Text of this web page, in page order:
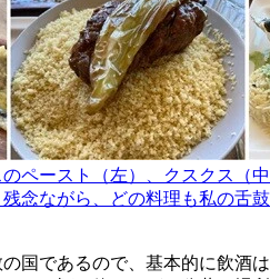
ペースト（左）、クスクス（中
念ながら、どの料理も私の舌鼓
国であるので、基本的に飲酒は